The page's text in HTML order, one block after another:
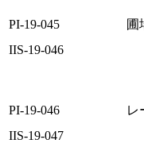
PI-19-045
IIS-19-046
圃
PI-19-046
IIS-19-047
レ